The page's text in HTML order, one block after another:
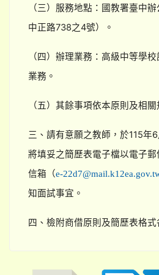
（三）服務地點：國教署臺中
中正路738之4號）。
（四）辦理業務：高級中等學
業務。
（五）其餘事項依本原則及相關
三、請有意願之教師，於115年
將填妥之簡歷表電子檔以電子
信箱（e-
知面試事宜。
四、檢附商借原則及簡歷表格式